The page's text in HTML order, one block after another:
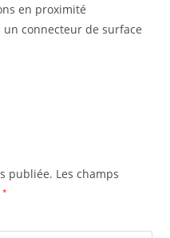
en proximité
connecteur de surface
publiée. Les champs
*